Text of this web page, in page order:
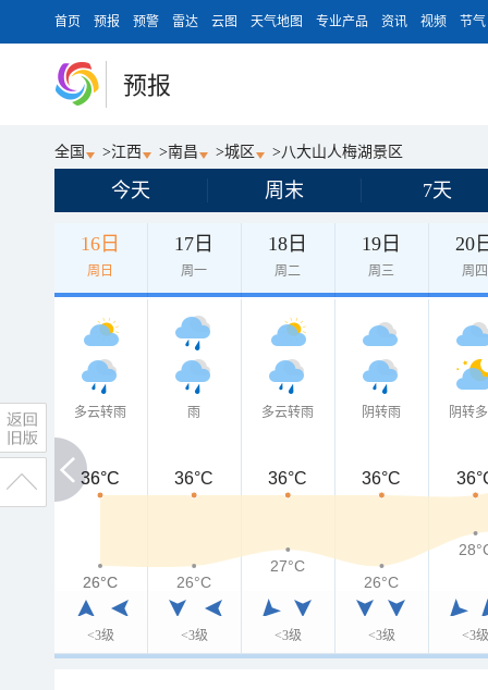
首页 预报 预警 雷达 云图 天气地图 专业产品 资讯 视频 节气
预报
全国 >江西 >南昌 >城区 >八大山人梅湖景区
今天 周末 7天
16日
周日
17日
周一
18日
周二
19日
周三
20
周四
多云转雨
<3级
雨
<3级
多云转雨
<3级
阴转雨
<3级
阴转
<3级
36°C
36°C 36°C 36°C 36°C
26°C
26°C 26°C
27°C
26°C